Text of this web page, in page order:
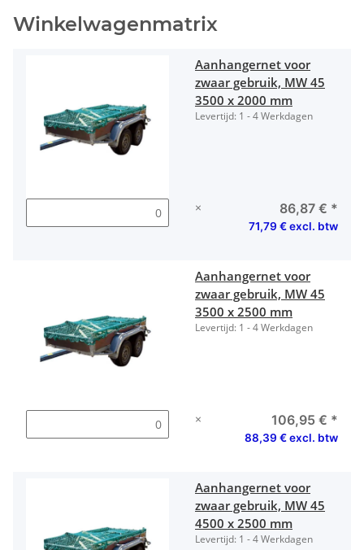
Winkelwagenmatrix
Aanhangernet voor
zwaar gebruik, MW 45
3500 x 2000 mm
Levertijd: 1 - 4 Werkdagen
× 86,87 € *
71,79 € excl. btw
Aanhangernet voor
zwaar gebruik, MW 45
3500 x 2500 mm
Levertijd: 1 - 4 Werkdagen
× 106,95 € *
88,39 € excl. btw
Aanhangernet voor
zwaar gebruik, MW 45
4500 x 2500 mm
Levertijd: 1 - 4 Werkdagen